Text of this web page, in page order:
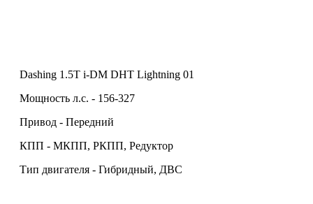
Dashing 1.5T i-DM DHT Lightning 01
Мощность л.с. - 156-327
Привод - Передний
КПП - МКПП, РКПП, Редуктор
Тип двигателя - Гибридный, ДВС